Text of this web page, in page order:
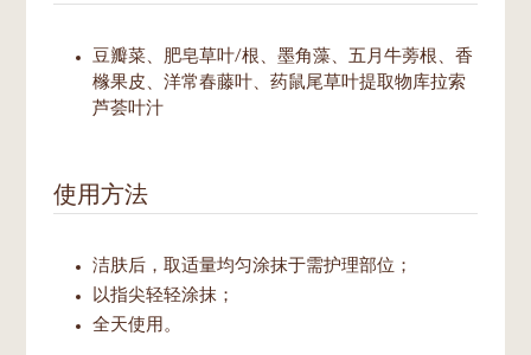
豆瓣菜、肥皂草叶/根、墨角藻、五月牛蒡根、香
橼果皮、洋常春藤叶、药鼠尾草叶提取物库拉索
芦荟叶汁
使用方法
洁肤后，取适量均匀涂抹于需护理部位；
以指尖轻轻涂抹；
全天使用。